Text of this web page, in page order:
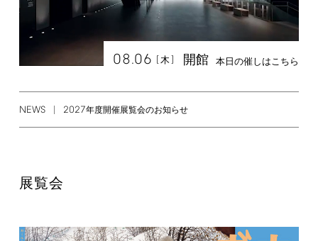
08.06 [木 ] 開館 本日の催しはこちら
NEWS 2027年度開催展覧会のお知らせ
展覧会